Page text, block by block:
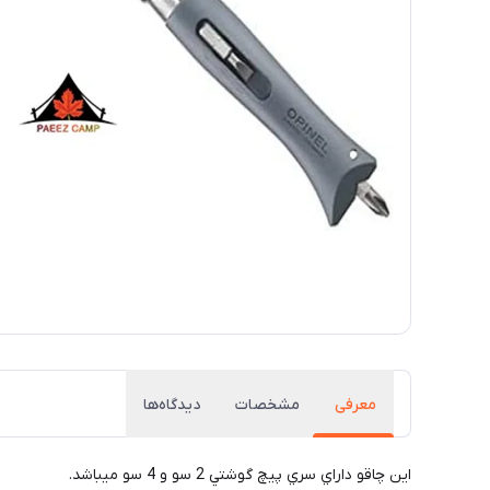
معرفی مشخصات دیدگاه‌ها
اين چاقو داراي سري پيچ گوشتي 2 سو و 4 سو ميباشد.